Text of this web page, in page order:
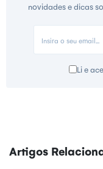
novidades e dicas
Li e
Artigos